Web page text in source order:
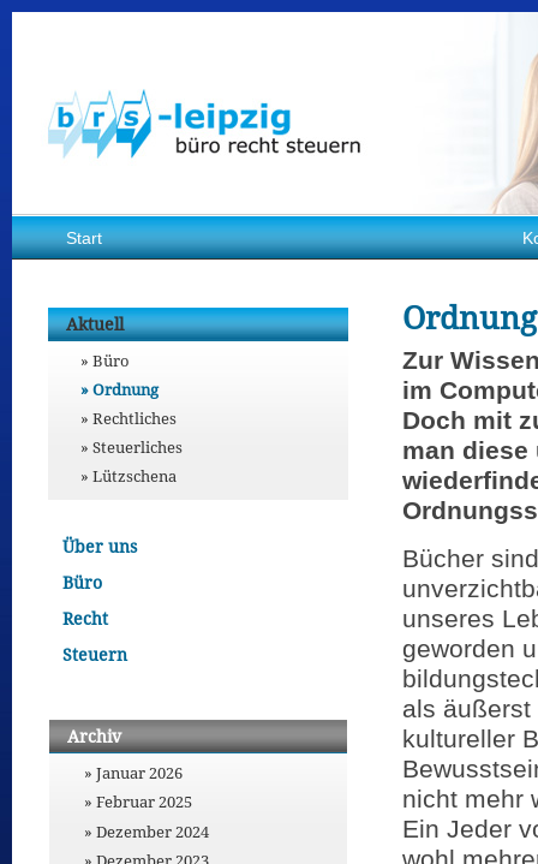
Start
Zur
im
Doch mit
man
Bücher
unseres
geworden
als äußerst
kultureller
nicht mehr
Ein Jeder
wohl
Aktuell
Büro
Ordnung
Rechtliches
Steuerliches
Lützschena
Über uns
Büro
Recht
Steuern
Archiv
Januar 2026
Februar 2025
Dezember 2024